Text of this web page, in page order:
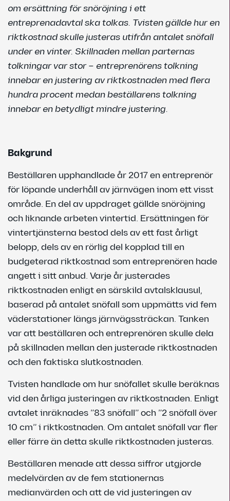
om ersättning för snöröjning i ett
entreprenadavtal ska tolkas. Tvisten gällde hur en
riktkostnad skulle justeras utifrån antalet snöfall
under en vinter. Skillnaden mellan parternas
tolkningar var stor – entreprenörens tolkning
innebar en justering av riktkostnaden med flera
hundra procent medan beställarens tolkning
innebar en betydligt mindre justering.
Bakgrund
Beställaren upphandlade år 2017 en entreprenör
för löpande underhåll av järnvägen inom ett visst
område. En del av uppdraget gällde snöröjning
och liknande arbeten vintertid. Ersättningen för
vintertjänsterna bestod dels av ett fast årligt
belopp, dels av en rörlig del kopplad till en
budgeterad riktkostnad som entreprenören hade
angett i sitt anbud. Varje år justerades
riktkostnaden enligt en särskild avtalsklausul,
baserad på antalet snöfall som uppmätts vid fem
väderstationer längs järnvägssträckan. Tanken
var att beställaren och entreprenören skulle dela
på skillnaden mellan den justerade riktkostnaden
och den faktiska slutkostnaden.
Tvisten handlade om hur snöfallet skulle beräknas
vid den årliga justeringen av riktkostnaden. Enligt
avtalet inräknades ”83 snöfall” och ”2 snöfall över
10 cm” i riktkostnaden. Om antalet snöfall var fler
eller färre än detta skulle riktkostnaden justeras.
Beställaren menade att dessa siffror utgjorde
medelvärden av de fem stationernas
medianvärden och att de vid justeringen av